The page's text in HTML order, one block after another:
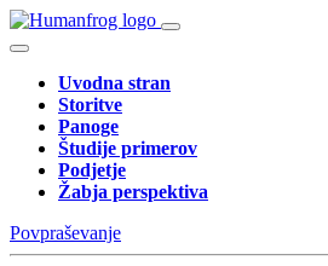
Uvodna stran
Storitve
Panoge
Študije primerov
Podjetje
Žabja perspektiva
Povpraševanje